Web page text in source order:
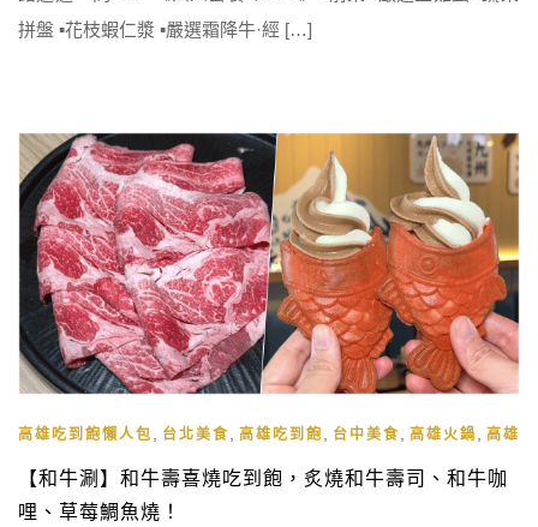
拼盤 ▪️花枝蝦仁漿 ▪️嚴選霜降牛·經 […]
高雄吃到飽懶人包 , 台北美食 , 高雄吃到飽 , 台中美食 , 高雄火鍋 , 高雄
【和牛涮】和牛壽喜燒吃到飽，炙燒和牛壽司、和牛咖
哩、草莓鯛魚燒！